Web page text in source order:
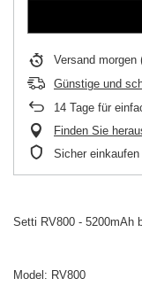
Versand morgen
Günstige und
14 Tage für
Finden Sie
Sicher einkaufen
Setti RV800 - 5200mAh
Model: RV800